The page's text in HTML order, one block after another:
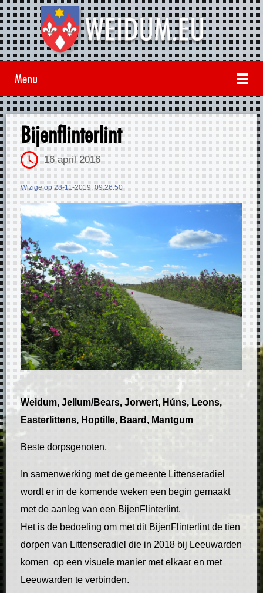
Menu
Bijenflinterlint
16 april 2016
Wizige op 28-11-2019, 09:26:50
Weidum, Jellum/Bears, Jorwert, Húns, Leons,
Easterlittens, Hoptille, Baard, Mantgum
Beste dorpsgenoten,
In samenwerking met de gemeente Littenseradiel
wordt er in de komende weken een begin gemaakt
met de aanleg van een BijenFlinterlint.
Het is de bedoeling om met dit BijenFlinterlint de tien
dorpen van Littenseradiel die in 2018 bij Leeuwarden
komen op een visuele manier met elkaar en met
Leeuwarden te verbinden.